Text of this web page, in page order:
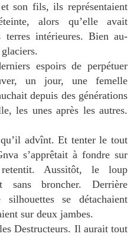
son fils, ils représentaient
alors qu’elle avait
intérieures. Bien au-
espoirs de perpétuer
un jour, une femelle
depuis des générations
les unes après les autres.
advînt.Et tenter le tout
s’apprêtait à fondre sur
Aussitôt, le loup
sans broncher. Derrière
se détachaient
sur deux jambes.
Destructeurs. Il aurait tout